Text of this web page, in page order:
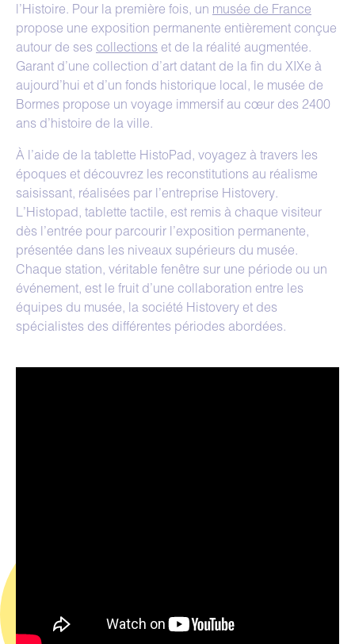
l’Histoire. Pour la première fois, un musée de France
propose une exposition permanente entièrement conçue
autour de ses collections et de la réalité augmentée.
Garant d’une collection d’art datant de la fin du XIXe à
aujourd’hui et d’un fonds historique local, le musée de
Bormes propose un voyage immersif au cœur des 2400
ans d’histoire de la ville.
À l’aide de la tablette HistoPad, voyagez à travers les
époques et découvrez les reconstitutions au réalisme
saisissant, réalisées par l’entreprise Histovery.
L’Histopad, tablette tactile, est remis à chaque visiteur
dès l’entrée pour parcourir l’exposition permanente,
présentée dans les niveaux supérieurs du musée.
Chaque station, véritable fenêtre sur une période ou un
événement, est le fruit d’une collaboration entre les
équipes du musée, la société Histovery et des
spécialistes des différentes périodes abordées.